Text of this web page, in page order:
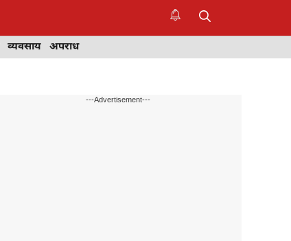
व्यवसाय अपराध
---Advertisement---